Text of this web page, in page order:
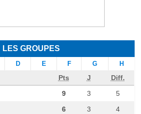
LES GROUPES
D E F G H
Pts J
Diff.
9 3
5
6 3
4